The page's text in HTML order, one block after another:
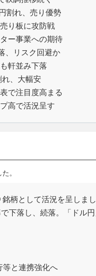
割れ、売り優勢
り板に攻防戦
ー事業への期待
、リスク回避か
軒並み下落
、大幅安
で注目度高まる
高で活況呈す
。
銘柄として活況を呈しま
下落し、続落。「ドル
等と連携強化へ